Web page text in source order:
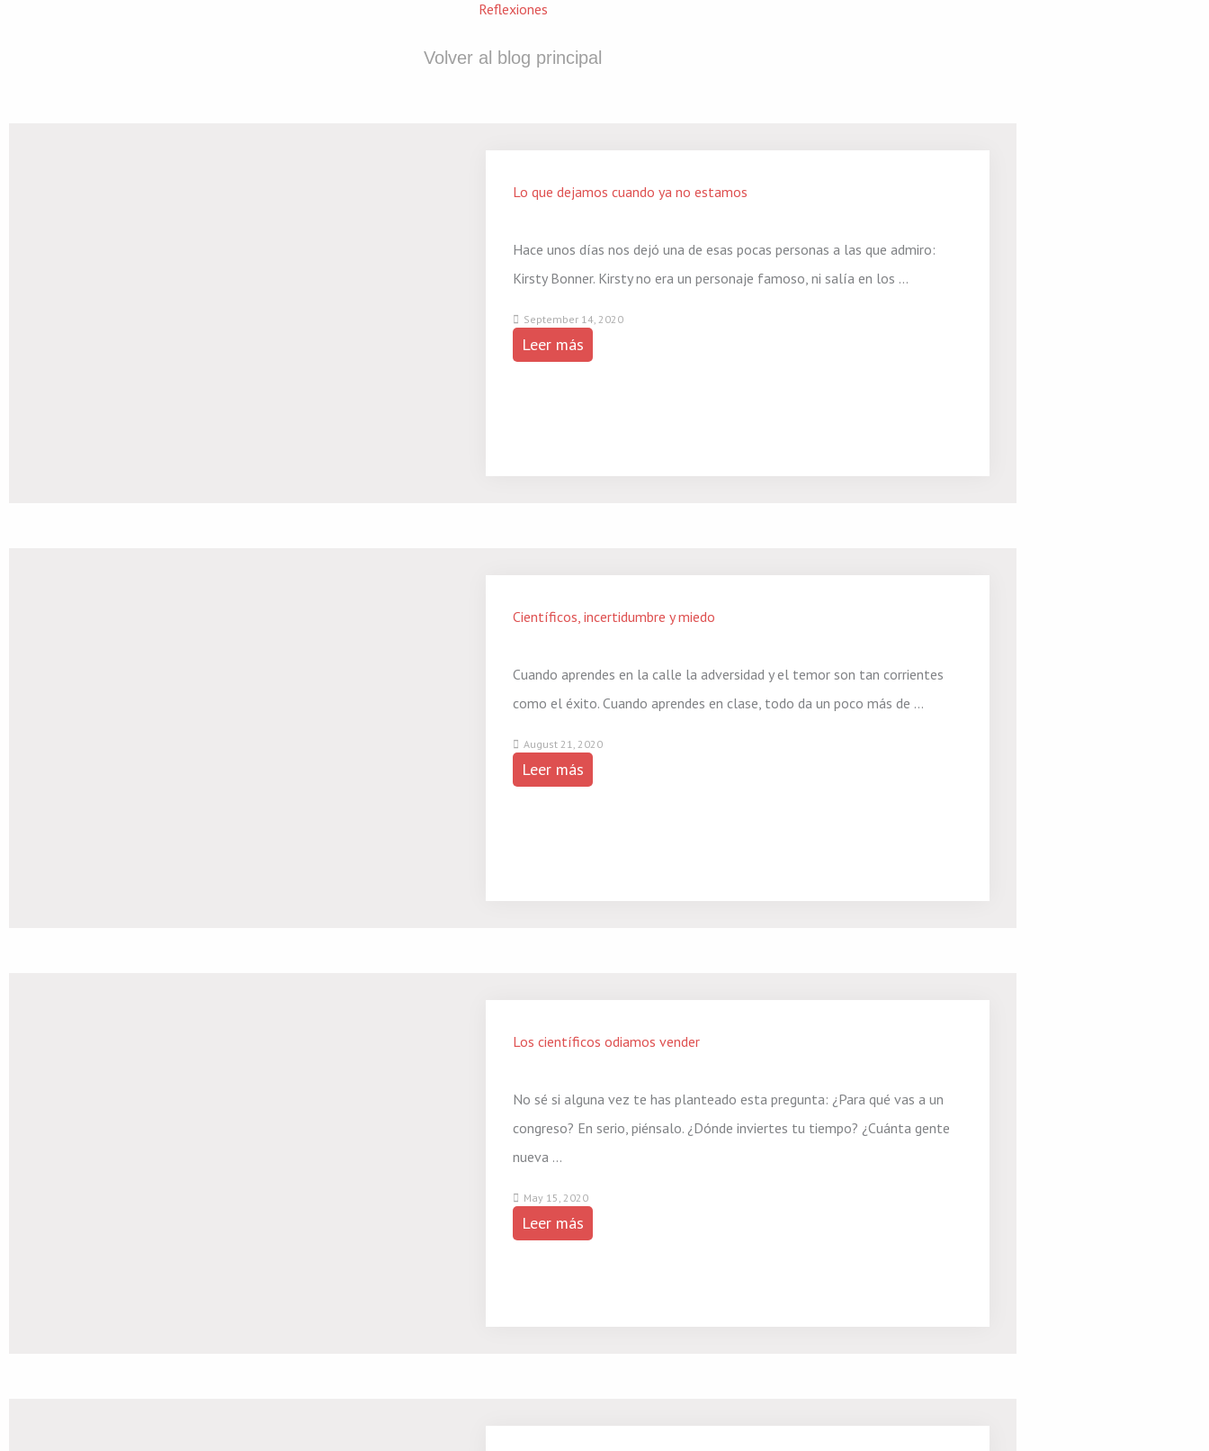
Reflexiones
Volver al blog principal
Lo que dejamos cuando ya no estamos
Hace unos días nos dejó una de esas pocas personas a las que admiro:
Kirsty Bonner. Kirsty no era un personaje famoso, ni salía en los ...
September 14, 2020
Leer más
Científicos, incertidumbre y miedo
Cuando aprendes en la calle la adversidad y el temor son tan corrientes
como el éxito. Cuando aprendes en clase, todo da un poco más de ...
August 21, 2020
Leer más
Los científicos odiamos vender
No sé si alguna vez te has planteado esta pregunta: ¿Para qué vas a un
congreso? En serio, piénsalo. ¿Dónde inviertes tu tiempo? ¿Cuánta gente
nueva ...
May 15, 2020
Leer más